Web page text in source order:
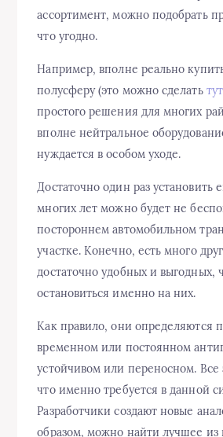
ассортимент, можно подобрать
что угодно.
Например, вполне реально
полусферу (это можно сделать тут
простого решения для многих
вполне нейтральное
нуждается в особом уходе.
Достаточно один раз установить
многих лет можно будет не
постороннем автомобильном
участке. Конечно, есть много
достаточно удобных и выгодных,
остановиться именно на них.
Как правило, они определяются
временном или постоянном
устойчивом или переносном. Все
что именно требуется в данной
Разработчики создают новые
образом, можно найти лучшее